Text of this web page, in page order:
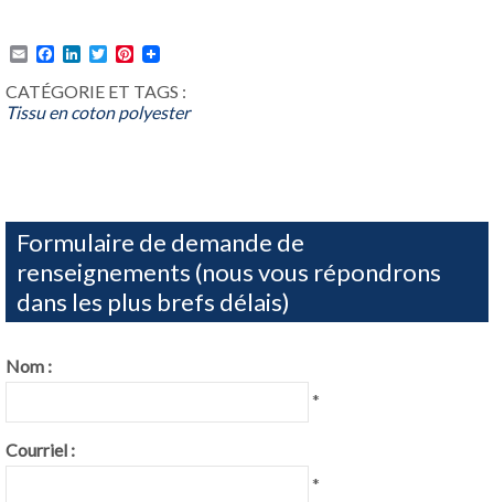
EmailFacebook
LinkedIn
TwitterPinterest
CATÉGORIE ET TAGS :
Tissu en coton polyester
Formulaire de demande de
renseignements (nous vous répondrons
dans les plus brefs délais)
Nom :
*
Courriel :
*